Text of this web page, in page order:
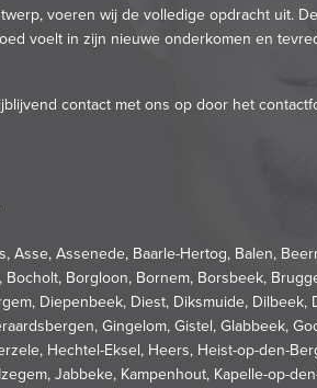
voeren wij de volledige opdracht uit.
voelt in zijn nieuwe onderkomen en
contact met ons op door het
Asse, Assenede, Baarle-Hertog, Balen,
Borgloon, Bornem, Borsbeek,
Diepenbeek, Diest, Diksmuide, Dilbeek,
Gingelom, Gistel, Glabbeek,
Hechtel-Eksel, Heers, Heist-op-den-
Jabbeke, Kampenhout, Kapelle-op-